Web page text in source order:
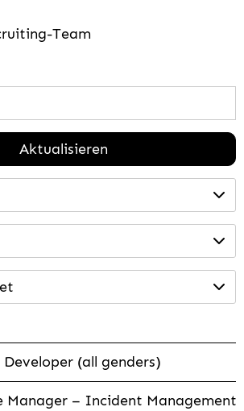
Team
Aktualisieren
(all genders)
Manager – Incident Management